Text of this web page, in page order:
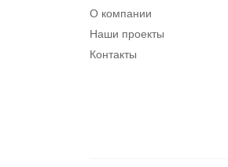
О компании
Наши проекты
Контакты